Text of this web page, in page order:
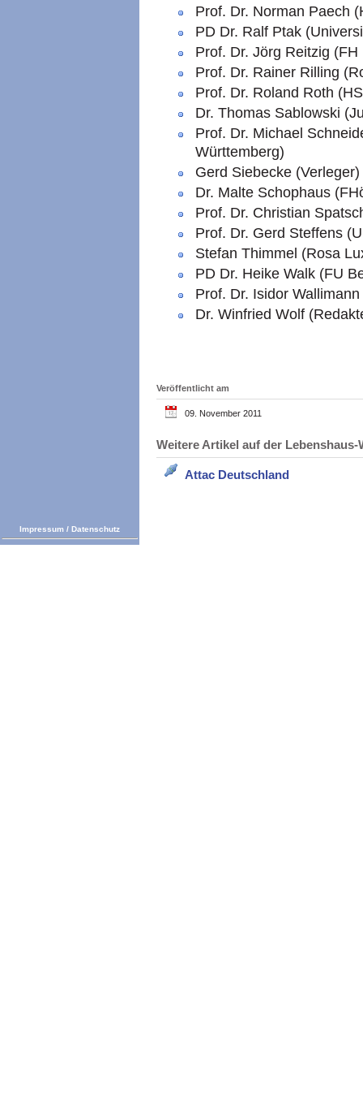
Prof. Dr. Norman Paech
PD Dr. Ralf Ptak
Prof. Dr. Jörg Reitzig
Prof. Dr. Rainer Rilling
Prof. Dr. Roland Roth
Dr. Thomas Sablowski
Prof. Dr. Michael
Württemberg)
Gerd Siebecke (Verleger)
Dr. Malte Schophaus
Prof. Dr. Christian
Prof. Dr. Gerd Steffens
Stefan Thimmel (Rosa
PD Dr. Heike Walk (FU
Prof. Dr. Isidor
Dr. Winfried Wolf
Veröffentlicht am
09. November 2011
Weitere Artikel auf der
Attac Deutschland
Impressum / Datenschutz